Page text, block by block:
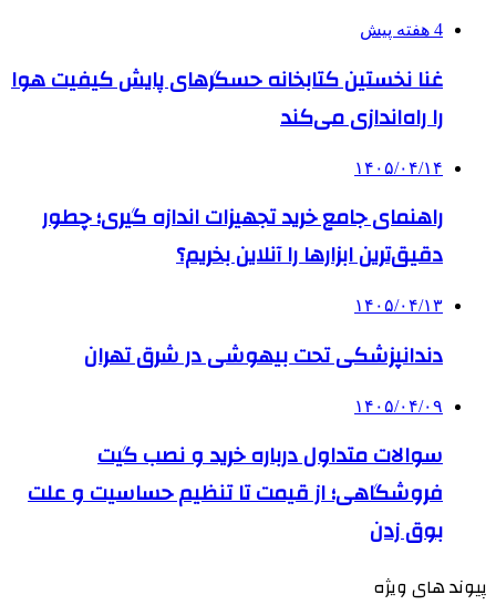
4 هفته پیش
غنا نخستین کتابخانه حسگرهای پایش کیفیت هوا
را راه‌اندازی می‌کند
۱۴۰۵/۰۴/۱۴
راهنمای جامع خرید تجهیزات اندازه گیری؛ چطور
دقیق‌ترین ابزارها را آنلاین بخریم؟
۱۴۰۵/۰۴/۱۳
دندانپزشکی تحت بیهوشی در شرق تهران
۱۴۰۵/۰۴/۰۹
سوالات متداول درباره خرید و نصب گیت
فروشگاهی؛ از قیمت تا تنظیم حساسیت و علت
بوق زدن
پیوند های ویژه